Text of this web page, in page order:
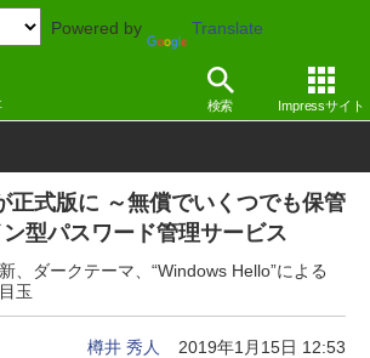
Powered by Translate
検索 Impressサイト
Windows
正式版に ～無償でいくつでも保管
型パスワード管理サービス
、ダークテーマ、“Windows Hello”による
玉
樽井 秀人 2019年1月15日 12:53